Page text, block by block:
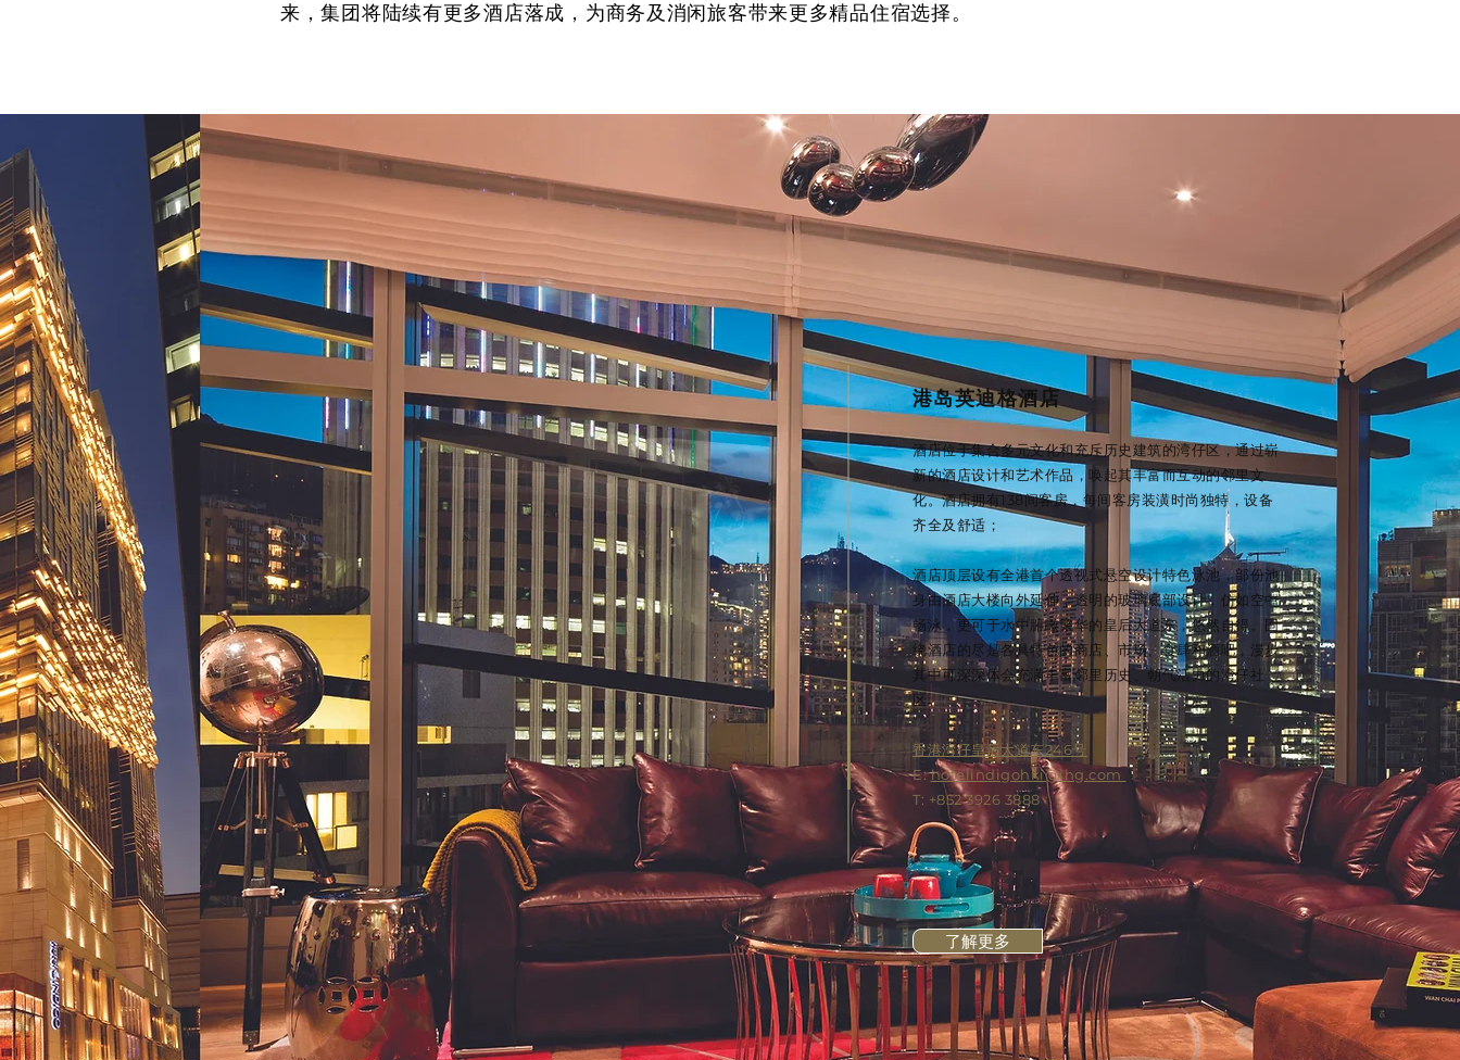
来，集团将陆续有更多酒店落成，为商务及消闲旅客带来更多精品住宿选择。
港岛英迪格酒店
酒店位于集合多元文化和充斥历史建筑的湾仔区，通过崭
新的酒店设计和艺术作品，唤起其丰富而互动的邻里文
化。酒店拥有138间客房，每间客房装潢时尚独特，设备
齐全及舒适；
酒店顶层设有全港首个透视式悬空设计特色泳池，部份池
身由酒店大楼向外延伸，透明的玻璃底部设计，仿如空中
畅泳，更可于水中腑瞰繁华的皇后大道东，悠然自得。围
绕酒店的尽是各具特色的商店、市场、食肆和酒吧，漫步
其中可深深体会充满丰富邻里历史、朝气活力的湾仔社
区。 ​
香港湾仔皇后大道东246号
E:hotelindigohki@ihg.com
T: +852 3926 3888
了解更多